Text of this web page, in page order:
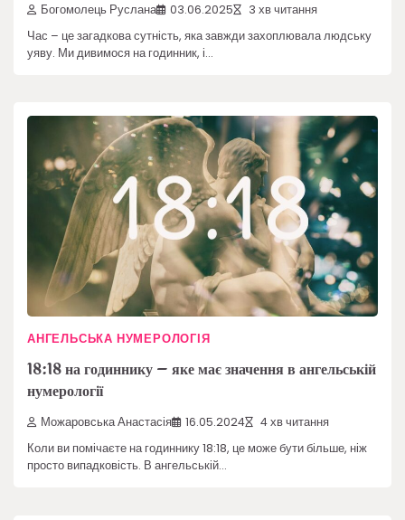
Богомолець Руслана 03.06.2025 3 хв читання
Час – це загадкова сутність, яка завжди захоплювала людську
уяву. Ми дивимося на годинник, і…
АНГЕЛЬСЬКА НУМЕРОЛОГІЯ
18:18 на годиннику – яке має значення в ангельській
нумерології
Можаровська Анастасія 16.05.2024 4 хв читання
Коли ви помічаєте на годиннику 18:18, це може бути більше, ніж
просто випадковість. В ангельській…